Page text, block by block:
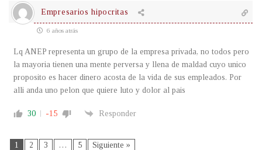
Empresarios hipocritas
6 años atrás
Lq ANEP representa un grupo de la empresa privada, no todos pero
la mayoria tienen una mente perversa y llena de maldad cuyo unico
proposito es hacer dinero acosta de la vida de sus empleados. Por
alli anda uno pelon que quiere luto y dolor al pais
30 -15 Responder
1 2 3 … 5 Siguiente »